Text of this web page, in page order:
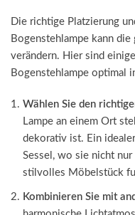
Die richtige Platzierung
Bogenstehlampe kann die
verändern. Hier sind
Bogenstehlampe optimal
Wählen Sie den
Lampe an einem Ort
dekorativ ist. Ein
Sessel, wo sie nicht
stilvolles Möbelstück
Kombinieren Sie mit